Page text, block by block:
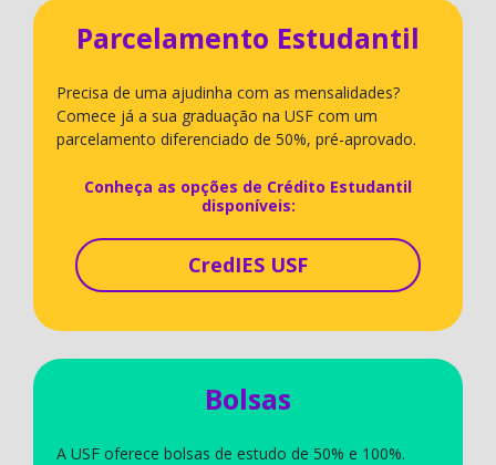
Parcelamento Estudantil
Precisa de uma ajudinha com as mensalidades?
Comece já a sua graduação na USF com um
parcelamento diferenciado de 50%, pré-aprovado.
Conheça as opções de Crédito Estudantil
disponíveis:
CredIES USF
Bolsas
A USF oferece bolsas de estudo de 50% e 100%.